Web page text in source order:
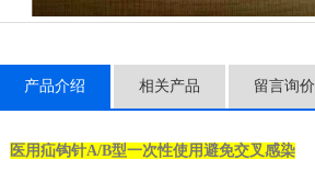
产品介绍 相关产品 留言询价
医用疝钩针A/B型一次性使用避免交叉感染